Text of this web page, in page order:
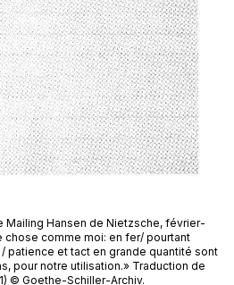
Mailing Hansen de Nietzsche, février-
chose comme moi: en fer/ pourtant
patience et tact en grande quantité sont
pour notre utilisation.» Traduction de
© Goethe-Schiller-Archiv.